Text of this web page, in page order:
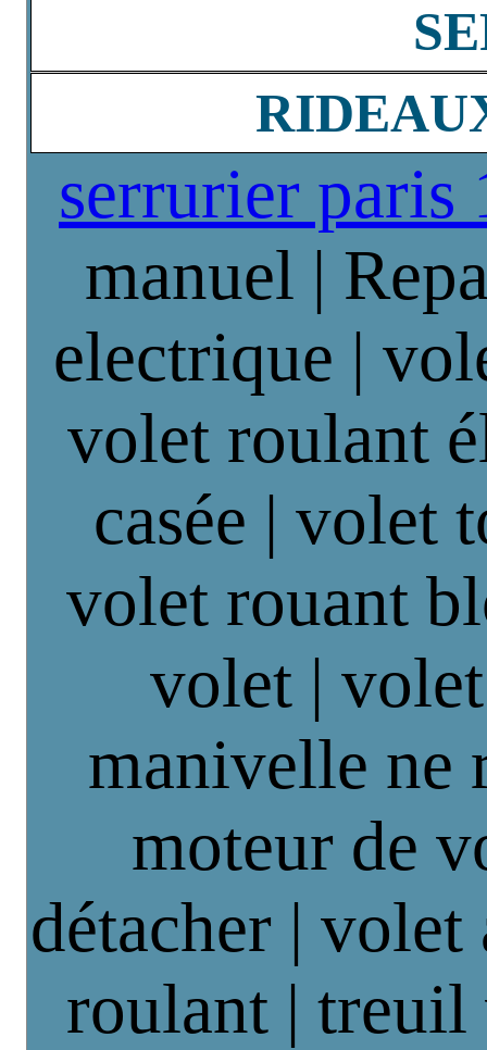
serrurier paris
manuel |
electrique |
volet roulant
casée | volet
volet rouant
volet |
manivelle ne
moteur de
détacher | volet
roulant |